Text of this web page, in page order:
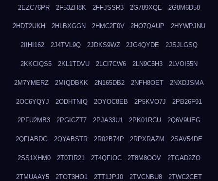
2EZC76PR 2F53ZH8K 2FFJSSR3 2G789XQE 2G8M6D58
2HDT2UKH 2HLBXGGN 2HMC2F0V 2HO7QAUP 2HYWPJNU
2IIHI162 2J4TVL9Q 2JDKS9WZ 2JG4QYDE 2JSJLGSQ
2KKCIQS5 2KL1TDVU 2LCI7CW6 2LN9C5H3 2LVOI55N
2M7YMERZ 2MIQDBKK 2N165DB2 2NFH8OET 2NXDJSMA
2OC6YQYJ 2ODHTNIQ 2OYOC8EB 2P5KVO7J 2PB26F91
2PFU2MB3 2PGICZT7 2PJA33U1 2PK01RCU 2Q6V9UEG
2QFIABDG 2QYABSTR 2R02B74P 2RPXRAZM 2SAV54DE
2SS1XHM0 2T0TIR21 2T4QFIOC 2T8M8OOV 2TGAD2ZO
2TMUAAY5 2TOT3HO1 2TT1JPJ0 2TVCNBU8 2TWC2CET